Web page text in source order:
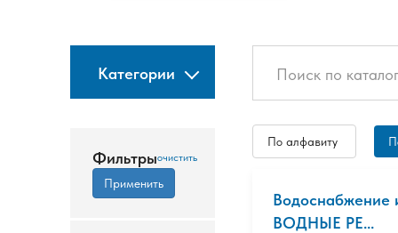
Категории
Фильтры
По алфавиту
Водоснабжение
ВОДНЫЕ РЕ...